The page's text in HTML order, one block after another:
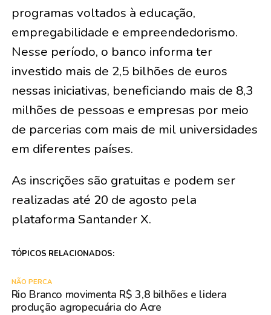
programas voltados à educação,
empregabilidade e empreendedorismo.
Nesse período, o banco informa ter
investido mais de 2,5 bilhões de euros
nessas iniciativas, beneficiando mais de 8,3
milhões de pessoas e empresas por meio
de parcerias com mais de mil universidades
em diferentes países.
As inscrições são gratuitas e podem ser
realizadas até 20 de agosto pela
plataforma Santander X.
TÓPICOS RELACIONADOS:
NÃO PERCA
Rio Branco movimenta R$ 3,8 bilhões e lidera
produção agropecuária do Acre